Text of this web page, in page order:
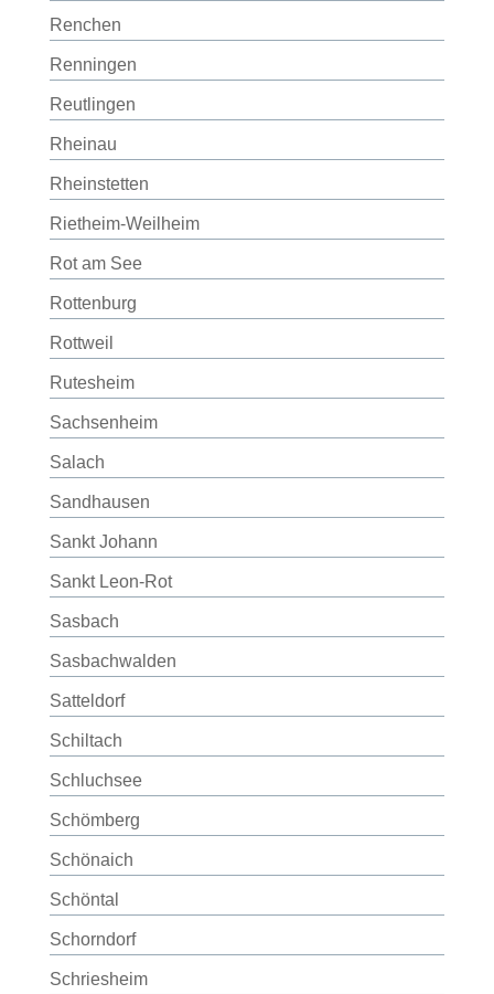
Renchen
Renningen
Reutlingen
Rheinau
Rheinstetten
Rietheim-Weilheim
Rot am See
Rottenburg
Rottweil
Rutesheim
Sachsenheim
Salach
Sandhausen
Sankt Johann
Sankt Leon-Rot
Sasbach
Sasbachwalden
Satteldorf
Schiltach
Schluchsee
Schömberg
Schönaich
Schöntal
Schorndorf
Schriesheim